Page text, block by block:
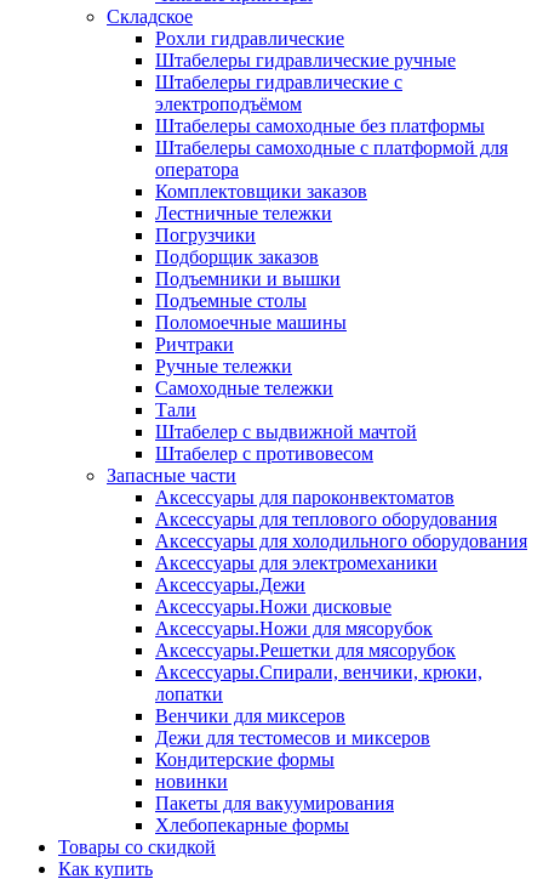
Складское
Рохли гидравлические
Штабелеры гидравлические ручные
Штабелеры гидравлические с
электроподъёмом
Штабелеры самоходные без платформы
Штабелеры самоходные с платформой для
оператора
Комплектовщики заказов
Лестничные тележки
Погрузчики
Подборщик заказов
Подъемники и вышки
Подъемные столы
Поломоечные машины
Ричтраки
Ручные тележки
Самоходные тележки
Тали
Штабелер с выдвижной мачтой
Штабелер с противовесом
Запасные части
Аксессуары для пароконвектоматов
Аксессуары для теплового оборудования
Аксессуары для холодильного оборудования
Аксессуары для электромеханики
Аксессуары.Дежи
Аксессуары.Ножи дисковые
Аксессуары.Ножи для мясорубок
Аксессуары.Решетки для мясорубок
Аксессуары.Спирали, венчики, крюки,
лопатки
Венчики для миксеров
Дежи для тестомесов и миксеров
Кондитерские формы
новинки
Пакеты для вакуумирования
Хлебопекарные формы
Товары со скидкой
Как купить